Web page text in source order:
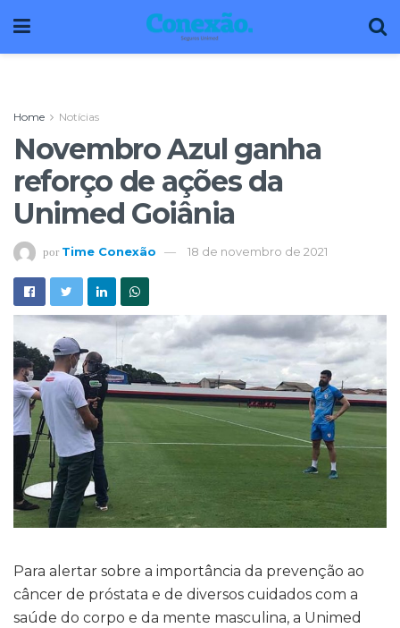
Home Notícias
Novembro Azul ganha
reforço de ações da
Unimed Goiânia
por Time Conexão 18 de novembro de 2021
Para alertar sobre a importância da prevenção ao
câncer de próstata e de diversos cuidados com a
saúde do corpo e da mente masculina, a Unimed